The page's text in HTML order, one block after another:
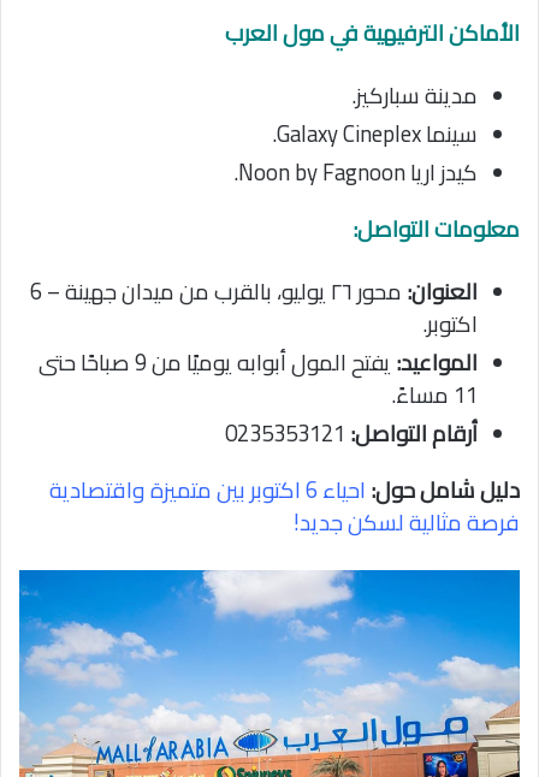
الأماكن الترفيهية في مول العرب
مدينة سباركيز.
سينما Galaxy Cineplex.
كيدز اريا Noon by Fagnoon.
معلومات التواصل:
العنوان:
محور ٢٦ يوليو، بالقرب من ميدان جهينة – 6
اكتوبر.
المواعيد:
يفتح المول أبوابه يوميًا من 9 صباحًا حتى
11 مساءً.
أرقام التواصل:
دليل شامل حول:
احياء 6 اكتوبر بين متميزة واقتصادية
فرصة مثالية لسكن جديد!